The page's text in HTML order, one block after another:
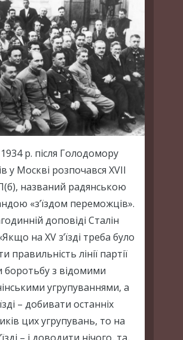
1934 р. після Голодомору
у Москві розпочався ХVІІ
названий радянською
«з’їздом переможців».
доповіді Сталін
на ХV з’їзді треба було
правильність лінії партії
боротьбу з відомими
угрупуваннями, а
– добивати останніх
цих угрупувань, то на